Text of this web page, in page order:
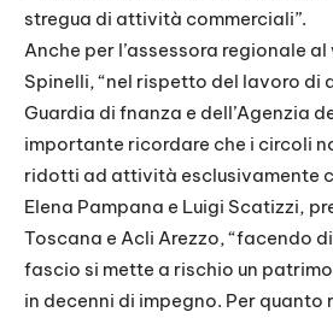
stregua di attività commerciali”.
Anche per l’assessora regionale
Spinelli, “nel rispetto del lavoro di
Guardia di fnanza e dell’Agenzia
importante ricordare che i circoli
ridotti ad attività esclusivamente
Elena Pampana e Luigi Scatizzi,
Toscana e Acli Arezzo, “facendo
fascio si mette a rischio un
in decenni di impegno. Per quanto